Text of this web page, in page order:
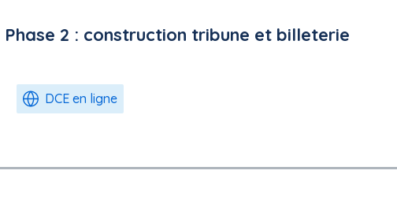
2 : construction tribune et billeterie
DCE en ligne